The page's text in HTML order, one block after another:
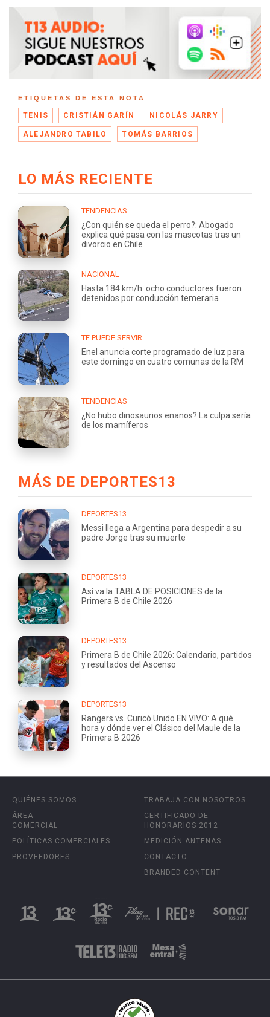
ETIQUETAS DE ESTA NOTA
TENIS CRISTIÁN GARÍN NICOLÁS JARRY
ALEJANDRO TABILO TOMÁS BARRIOS
LO MÁS RECIENTE
TENDENCIAS
¿Con quién se queda el perro?: Abogado
explica qué pasa con las mascotas tras un
divorcio en Chile
NACIONAL
Hasta 184 km/h: ocho conductores fueron
detenidos por conducción temeraria
TE PUEDE SERVIR
Enel anuncia corte programado de luz para
este domingo en cuatro comunas de la RM
TENDENCIAS
¿No hubo dinosaurios enanos? La culpa sería
de los mamíferos
MÁS DE DEPORTES13
DEPORTES13
Messi llega a Argentina para despedir a su
padre Jorge tras su muerte
DEPORTES13
Así va la TABLA DE POSICIONES de la
Primera B de Chile 2026
DEPORTES13
Primera B de Chile 2026: Calendario, partidos
y resultados del Ascenso
DEPORTES13
Rangers vs. Curicó Unido EN VIVO: A qué
hora y dónde ver el Clásico del Maule de la
Primera B 2026
QUIÉNES SOMOS
ÁREA
COMERCIAL
POLÍTICAS COMERCIALES
PROVEEDORES
TRABAJA CON NOSOTROS
CERTIFICADO DE
HONORARIOS 2012
MEDICIÓN ANTENAS
CONTACTO
BRANDED CONTENT